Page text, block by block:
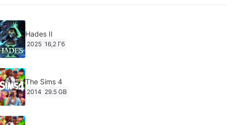
Hades II
2025 16,2 Гб
The Sims 4
2014 29.5 GB